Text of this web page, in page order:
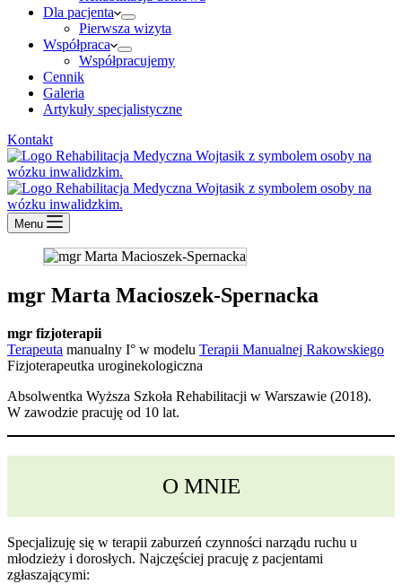
Dla pacjenta
Pierwsza wizyta
Współpraca
Współpracujemy
Cennik
Galeria
Artykuły specjalistyczne
Kontakt
Menu
mgr Marta Macioszek-Spernacka
mgr fizjoterapii
Terapeuta manualny I° w modelu Terapii Manualnej Rakowskiego
Fizjoterapeutka uroginekologiczna
Absolwentka Wyższa Szkoła Rehabilitacji w Warszawie (2018).
W zawodzie pracuję od 10 lat.
O MNIE
Specjalizuję się w terapii zaburzeń czynności narządu ruchu u
młodzieży i dorosłych. Najczęściej pracuję z pacjentami
zgłaszającymi: